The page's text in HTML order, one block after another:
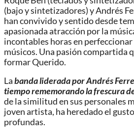
(bajo y sintetizadores) y Andrés
han convivido y sentido desde
apasionada atracción por la
incontables horas en
músicos. Una pasión compartida
formar Querido.
Labanda liderada por Andrés
tiempo rememorando la frescura
de la similitud en sus personales
joven artista, ha heredado el
profundas.